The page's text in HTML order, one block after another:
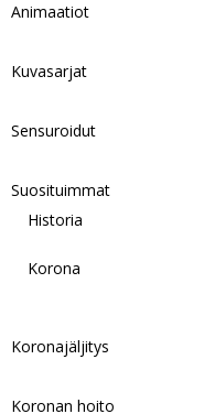
Animaatiot
Kuvasarjat
Sensuroidut
Suosituimmat
Historia
Korona
Koronajäljitys
Koronan hoito